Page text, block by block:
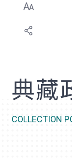
選
喜
典藏
COLLECTION